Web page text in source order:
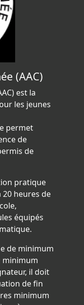
(AAC)
est la
les jeunes
permet
de
de
pratique
heures de
équipés
de minimum
minimum
il doit
de fin
minimum